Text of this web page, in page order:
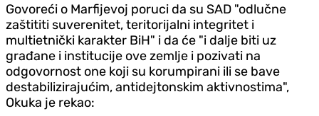
Govoreći o Marfijevoj poruci da su SAD "odlučne
zaštititi suverenitet, teritorijalni integritet i
multietnički karakter BiH" i da će "i dalje biti uz
građane i institucije ove zemlje i pozivati na
odgovornost one koji su korumpirani ili se bave
destabilizirajućim, antidejtonskim aktivnostima",
Okuka je rekao: